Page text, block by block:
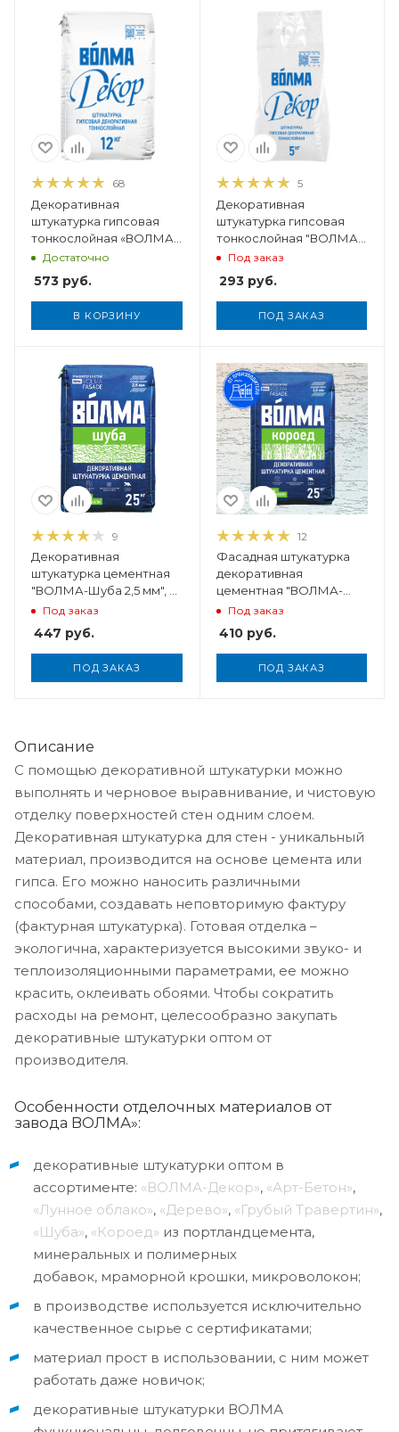
68
Декоративная
штукатурка гипсовая
тонкослойная «ВОЛМА-
Декор», 12 кг
Достаточно
573 руб.
В КОРЗИНУ
Вес, кг
5
5
Декоративная
штукатурка гипсовая
тонкослойная "ВОЛМА-
Декор", 5 кг
Под заказ
293руб.
ПОД ЗАКАЗ
9
Декоративная
штукатурка цементная
"ВОЛМА-Шуба 2,5 мм", 25
кг Под заказ
447 руб.
ПОД ЗАКАЗ
Вес, кг
25
12
Фасадная штукатурка
декоративная
цементная "ВОЛМА-
Короед 2,5 мм", 25 кг
Под заказ
410руб.
ПОД ЗАКАЗ
Описание
С помощью декоративной штукатурки можно
выполнять и черновое выравнивание, и чистовую
отделку поверхностей стен одним слоем.
Декоративная штукатурка для стен - уникальный
материал, производится на основе цемента или
гипса. Его можно наносить различными
способами, создавать неповторимую фактуру
(фактурная штукатурка). Готовая отделка –
экологична, характеризуется высокими звуко- и
теплоизоляционными параметрами, ее можно
красить, оклеивать обоями. Чтобы сократить
расходы на ремонт, целесообразно закупать
декоративные штукатурки оптом от
производителя.
Особенности отделочных материалов от
завода ВОЛМА»:
декоративные штукатурки оптом в
ассортименте: «ВОЛМА-Декор», «Арт-Бетон»,
«Лунное облако», «Дерево», «Грубый Травертин»,
«Шуба», «Короед» из портландцемента,
минеральных и полимерных
добавок, мраморной крошки, микроволокон;
в производстве используется исключительно
качественное сырье с сертификатами;
материал прост в использовании, с ним может
работать даже новичок;
декоративные штукатурки ВОЛМА